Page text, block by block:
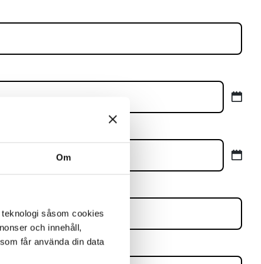
Om
såsom cookies
och innehåll,
får använda din data